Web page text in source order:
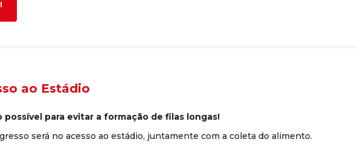
ao Estádio
possível para evitar a formação de filas longas!
será no acesso ao estádio, juntamente com a coleta do alimento.